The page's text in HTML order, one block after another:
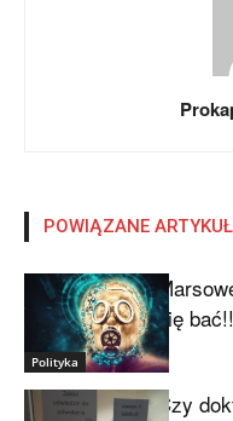
POWIĄZANE
Polityka
się
Czy